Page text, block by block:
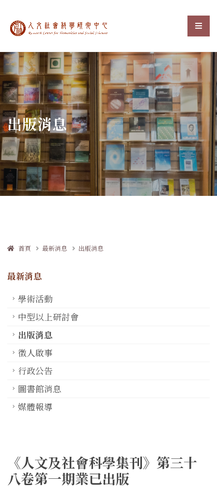
中央研究院人文社會科選
:::
出版消息
首頁 最新消息 出版消息
最新消息
學術活動
中型以上研討會
出版消息
徵人啟事
行政公告
圖書館消息
媒體報導
《人文及社會科學集刊》第三十
八卷第一期業已出版